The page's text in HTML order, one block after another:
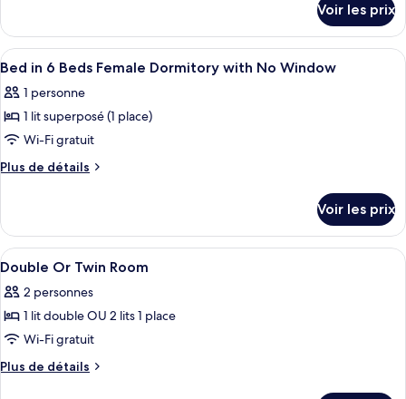
femmes
uniquement,
pas
de
fenêtre
(6
People,
Shared
le
type
de
Dortoir
Partagé,
uniquement,
pas
de
People,
Shared
Bathroom
Outside)
Voir les prix
Afficher
toutes
les
photos
pour
ce
chambre :
Bed
in
6
Beds
Female
Dormitory
with
Fer et planche à repasser, Wi-Fi
8
Bed in 6 Beds Female Dormitory with No Window
1 personne
1 lit superposé (1 place)
Wi-Fi gratuit
Plus de détails
Plus
le
type
de
Bed
in
Beds
Female
Dormitory
Voir les prix
Afficher
toutes
les
photos
pour
ce
Fer et planche à repasser, Wi-Fi
6
Double Or Twin Room
2 personnes
1 lit double OU 2 lits 1 place
Wi-Fi gratuit
Plus de détails
Plus